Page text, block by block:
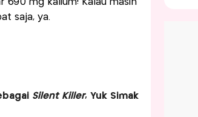
690 mg kalium! Kalau masih
saja, ya.
Silent Killer, Yuk Simak